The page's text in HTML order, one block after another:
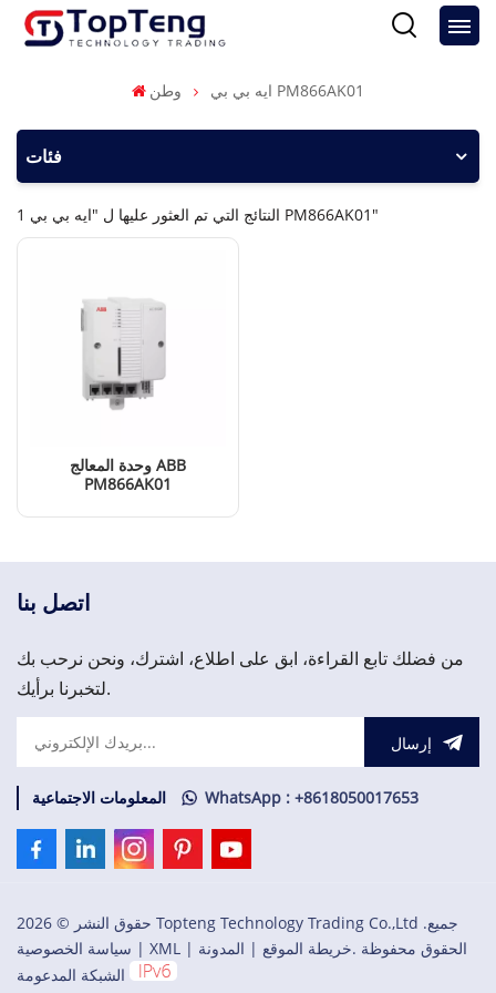
وطن ايه بي بي PM866AK01
فئات
1 النتائج التي تم العثور عليها ل "ايه بي بي PM866AK01"
وحدة المعالج ABB
PM866AK01
إقرأ المزيد
اتصل بنا
من فضلك تابع القراءة، ابق على اطلاع، اشترك، ونحن نرحب بك
لتخبرنا برأيك.
إرسال
المعلومات الاجتماعية WhatsApp : +8618050017653
حقوق النشر © 2026 Topteng Technology Trading Co.,Ltd .جميع
الحقوق محفوظة .خريطة الموقع | المدونة |
XML
| سياسة الخصوصية
الشبكة المدعومة